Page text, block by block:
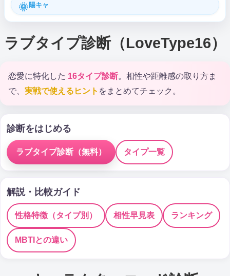
🌞陽キャ
ラブタイプ診断（LoveType16）
恋愛に特化した 16タイプ診断。相性や距離感の取り方ま
で、 実戦で使えるヒント をまとめてチェック。
診断をはじめる
ラブタイプ診断（無料） タイプ一覧
解説・比較ガイド
性格特徴（タイプ別） 相性早見表 ランキング
MBTIとの違い